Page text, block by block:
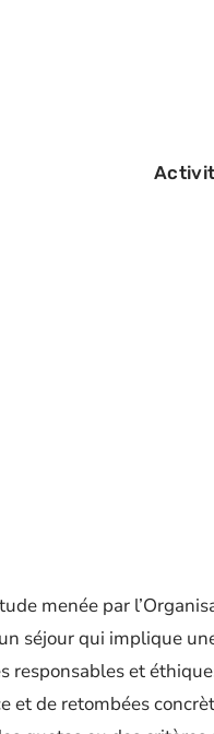
menée par
séjour qui implique
responsables et
et de retombées